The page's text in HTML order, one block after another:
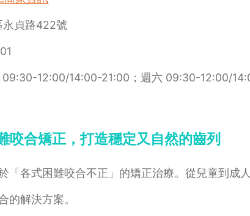
永貞路422號
09:30-12:00/14:00-21:00；週六 09:30-12:00/
咬合矯正，打造穩定又自然的齒列
「各式困難咬合不正」的矯正治療。從兒童到成
的解決方案。